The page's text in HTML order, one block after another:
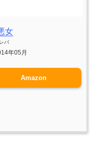
女
バ
年05月
Amazon